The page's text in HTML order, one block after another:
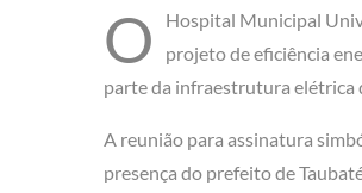
O
Hospital Municipal
projeto de eficiência
parte da infraestrutura elétrica
A reunião para assinatura
presença do prefeito de